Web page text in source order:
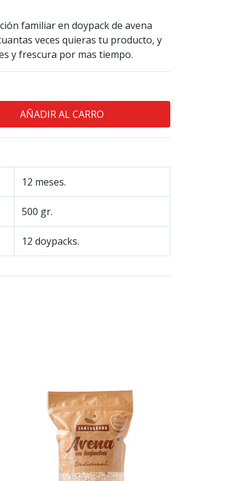
familiar en doypack de avena
veces quieras tu producto, y
y frescura por mas tiempo.
12 meses.
500 gr.
12 doypacks.